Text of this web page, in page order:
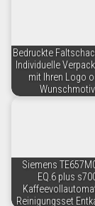
Bedruckte
Individuelle
mit Ihren Logo
Wunschmotiv
Siemens
EQ.6 plus
Reinigungsset